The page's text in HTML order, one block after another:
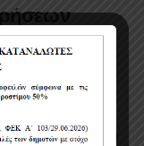
Άσος
την μέτρηση